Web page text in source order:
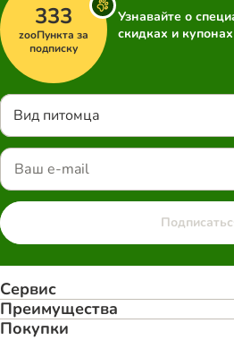
333
zooПункта за
подписку
Узнавайте о
скидках и
Вид питомца
Сервис
Преимуществa
Покупки